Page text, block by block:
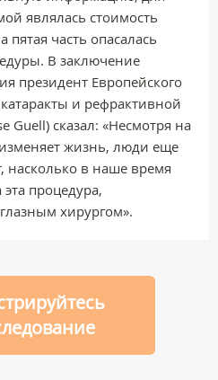
являлась стоимость
часть опасалась
В заключение
президент Европейского
и рефрактивной
Guell) сказал: «Несмотря на
изменяет жизнь, люди еще
насколько в наше время
процедура,
хирургом».